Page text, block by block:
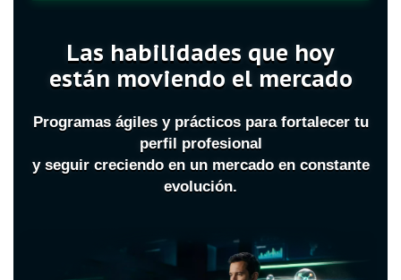
Las habilidades que hoy
están moviendo el mercado
Programas ágiles y prácticos para fortalecer tu
perfil profesional
y seguir creciendo en un mercado en constante
evolución.